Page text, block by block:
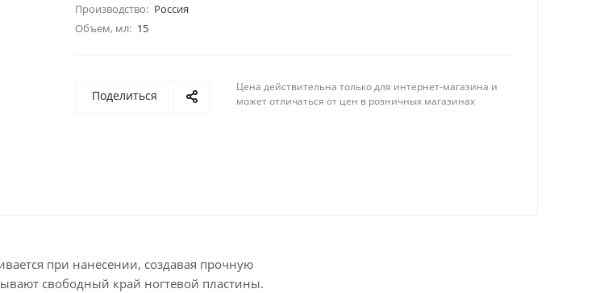
Производство: Россия
Объем, мл: 15
Поделиться
Цена действительна только для интернет-магазина и
может отличаться от цен в розничных магазинах
при нанесении, создавая прочную
свободный край ногтевой пластины.